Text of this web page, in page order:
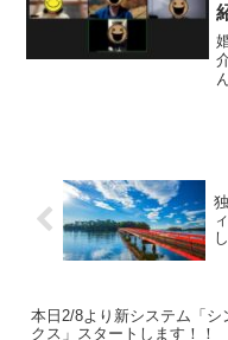
本日2/8より新システム「シ
クス」スタートします！！